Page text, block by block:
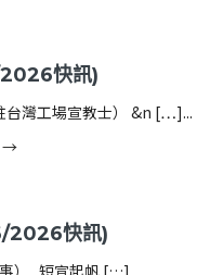
快訊)
台灣工場宣教士） &n […]...
→
2026快訊)
） 短宣起帆 […]...